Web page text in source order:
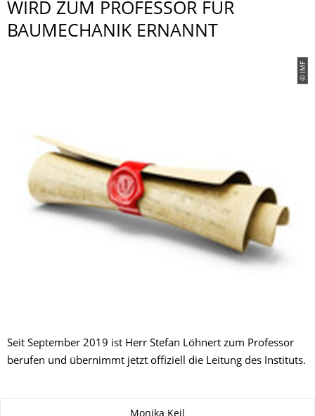
WIRD ZUM PROFESSOR FÜR
BAUMECHANIK ERNANNT
© IMF
Seit September 2019 ist Herr Stefan Löhnert zum Professor
berufen und übernimmt jetzt offiziell die Leitung des Instituts.